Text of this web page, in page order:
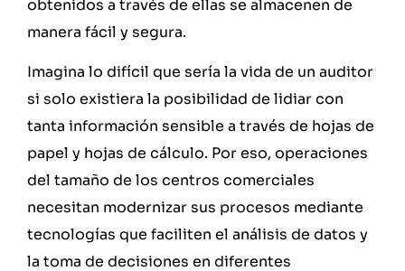
obtenidos a través de ellas se almacenen de
manera fácil y segura.
Imagina lo difícil que sería la vida de un auditor
si solo existiera la posibilidad de lidiar con
tanta información sensible a través de hojas de
papel y hojas de cálculo. Por eso, operaciones
del tamaño de los centros comerciales
necesitan modernizar sus procesos mediante
tecnologías que faciliten el análisis de datos y
la toma de decisiones en diferentes